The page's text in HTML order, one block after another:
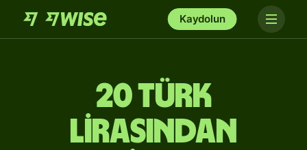
Kaydolun
20 Türk
lirasından